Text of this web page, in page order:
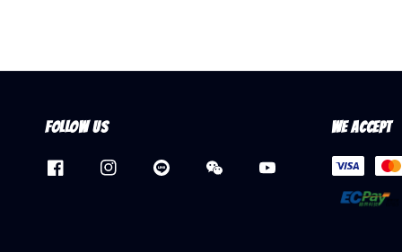
Follow us We accept